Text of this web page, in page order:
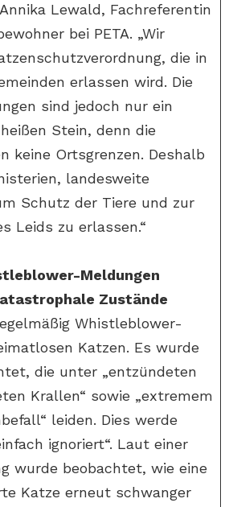
Lewald, Fachreferentin
bei PETA. „Wir
die in
erlassen wird. Die
sind jedoch nur ein
Stein, denn die
keine Ortsgrenzen. Deshalb
landesweite
Schutz der Tiere und zur
Leids zu erlassen.“
Meldungen
Zustände
Whistleblower-
Katzen. Es wurde
die unter „entzündeten
Krallen“ sowie „extremem
leiden. Dies werde
ignoriert“. Laut einer
wurde beobachtet, wie eine
Katze erneut schwanger